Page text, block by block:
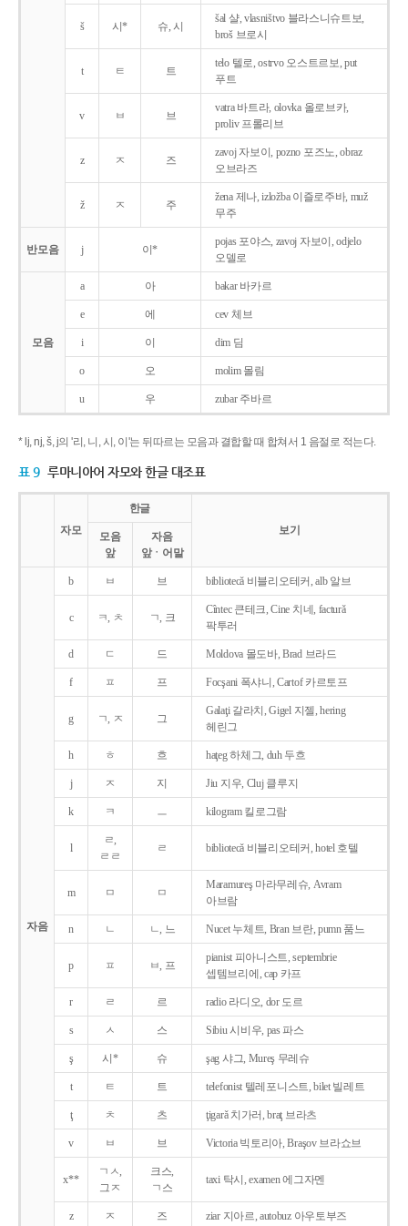
š 시* 슈, 시
šal 샬, vlasništvo 블라스니슈트보,
broš 브로시
t ㅌ 트
telo 텔로, ostrvo 오스트르보, put
푸트
v ㅂ 브
vatra 바트라, olovka 올로브카,
proliv 프롤리브
z ㅈ 즈
zavoj 자보이, pozno 포즈노, obraz
오브라즈
ž ㅈ 주
žena 제나, izložba 이즐로주바, muž
무주
반모음 j 이*
pojas 포야스, zavoj 자보이, odjelo
오델로
모음
a 아 bakar 바카르
e 에 cev 체브
i 이 dim 딤
o 오 molim 몰림
u 우 zubar 주바르
* lj, nj, š, j의 '리, 니, 시, 이'는 뒤따르는 모음과 결합할 때 합쳐서 1 음절로 적는다.
표 9 루마니아어 자모와 한글 대조표
자모
한글
보기
모음
앞
자음
앞ㆍ어말
자음
b ㅂ 브 bibliotecǎ 비블리오테커, alb 알브
c ㅋ, ㅊ ㄱ, 크
Cîntec 큰테크, Cine 치네, facturǎ
팍투러
d ㄷ 드 Moldova 몰도바, Brad 브라드
f ㅍ 프 Focşani 폭샤니, Cartof 카르토프
g ㄱ, ㅈ 그
Galaţi 갈라치, Gigel 지젤, hering
헤린그
h ㅎ 흐 haţeg 하체그, duh 두흐
j ㅈ 지 Jiu 지우, Cluj 클루지
k ㅋ ㅡ kilogram 킬로그람
l
ㄹ,
ㄹㄹ
ㄹ bibliotecǎ 비블리오테커, hotel 호텔
m ㅁ ㅁ
Maramureş 마라무레슈, Avram
아브람
n ㄴ ㄴ, 느 Nucet 누체트, Bran 브란, pumn 품느
p ㅍ ㅂ, 프
pianist 피아니스트, septembrie
셉템브리에, cap 카프
r ㄹ 르 radio 라디오, dor 도르
s ㅅ 스 Sibiu 시비우, pas 파스
ş 시* 슈 şag 샤그, Mureş 무레슈
t ㅌ 트 telefonist 텔레포니스트, bilet 빌레트
ţ ㅊ 츠 ţigarǎ 치가러, braţ 브라츠
v ㅂ 브 Victoria 빅토리아, Braşov 브라쇼브
x**
ㄱㅅ,
그ㅈ
크스,
ㄱ스
taxi 탁시, examen 에그자멘
z ㅈ 즈 ziar 지아르, autobuz 아우토부즈